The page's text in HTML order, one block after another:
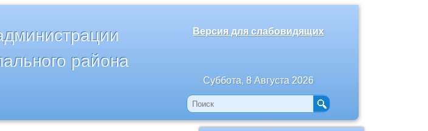
района
Версия для слабовидящих
Суббота, 8 Августа 2026